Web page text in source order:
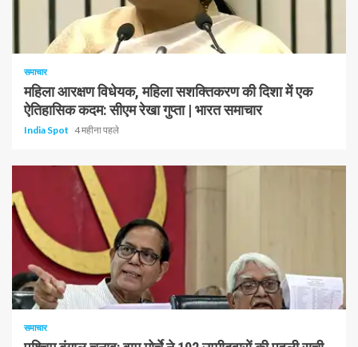
1 न्यूनतम पढ़ा
समाचार
महिला आरक्षण विधेयक, महिला सशक्तिकरण की दिशा में एक
ऐतिहासिक कदम: सीएम रेखा गुप्ता | भारत समाचार
India Spot 4 महीना पहले
1 न्यूनतम पढ़ा
समाचार